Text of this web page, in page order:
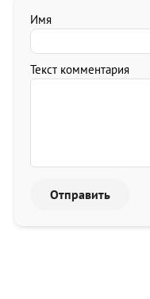
Имя
Текст комментария